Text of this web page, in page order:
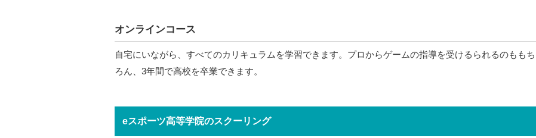
オンラインコース
自宅にいながら、すべてのカリキュラムを学習できます。プロからゲームの指導を受けるられるのももち
ろん、3年間で高校を卒業できます。
eスポーツ高等学院のスクーリング